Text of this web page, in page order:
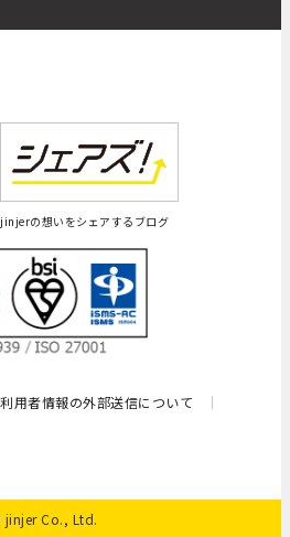
jinjerの想いをシェアするブログ
利用者情報の外部送信について
Co., Ltd.